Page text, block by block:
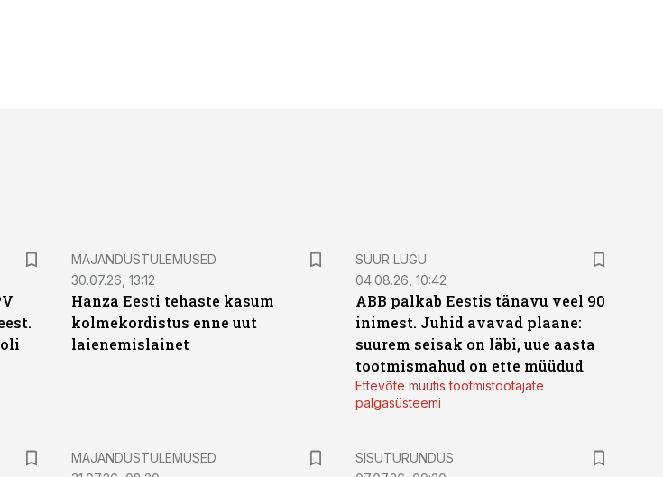
MAJANDUSTULEMUSED
30.07.26, 13:12
Hanza Eesti tehaste kasum
kolmekordistus enne uut
laienemislainet
SUUR LUGU
04.08.26, 10:42
ABB palkab Eestis tänavu veel 90
inimest. Juhid avavad plaane:
suurem seisak on läbi, uue aasta
tootmismahud on ette müüdud
Ettevõte muutis tootmistöötajate
palgasüsteemi
MAJANDUSTULEMUSED
ST
SISUTURUNDUS